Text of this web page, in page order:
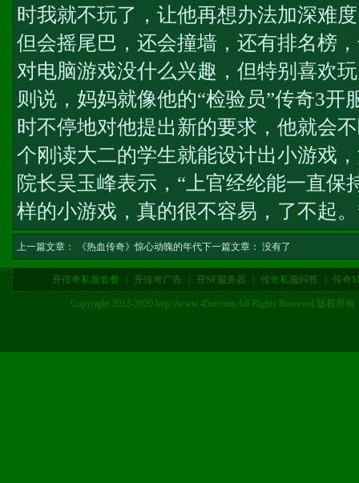
时我就不玩了，让他再想办法加深难
但会摇尾巴，还会撞墙，还有排名榜
对电脑游戏没什么兴趣，但特别喜欢
则说，妈妈就像他的“检验员”传奇3开
时不停地对他提出新的要求，他就会
个刚读大二的学生就能设计出小游戏
院长吴玉峰表示，“上官经纶能一直保
样的小游戏，真的很不容易，了不起。
上一篇文章： 《热血传奇》惊心动魄的年代下一篇文章： 没有了
开传奇私服套餐 开传奇广告 开SF服务器 传奇私服问答 传奇
Copyright 2012-2020 http://www.45ur.com All Rights Reserved 版权